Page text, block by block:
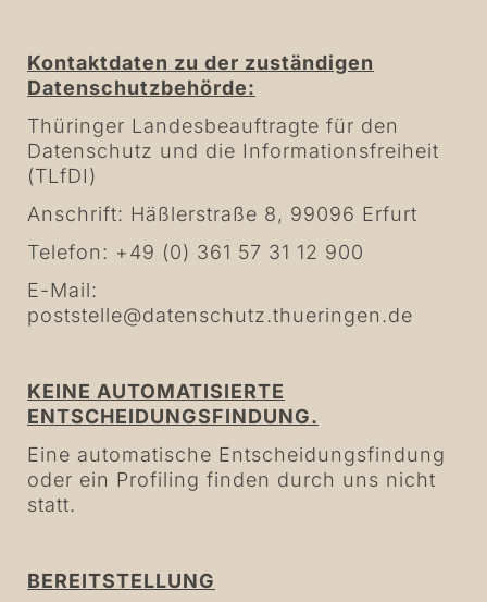
Kontaktdaten zu der zuständigen
Datenschutzbehörde:
Thüringer Landesbeauftragte für den
Datenschutz und die Informationsfreiheit
(TLfDI)
Anschrift: Häßlerstraße 8, 99096 Erfurt
Telefon: +49 (0) 361 57 31 12 900
E-Mail:
poststelle@datenschutz.thueringen.de
KEINE AUTOMATISIERTE
ENTSCHEIDUNGSFINDUNG.
Eine automatische Entscheidungsfindung
oder ein Profiling finden durch uns nicht
statt.
BEREITSTELLUNG